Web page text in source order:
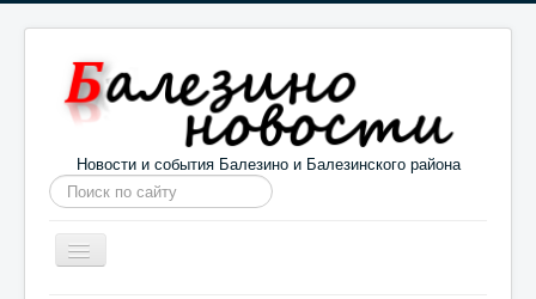
Новости и события Балезино и Балезинского района
Искать...
Toggle
Navigation